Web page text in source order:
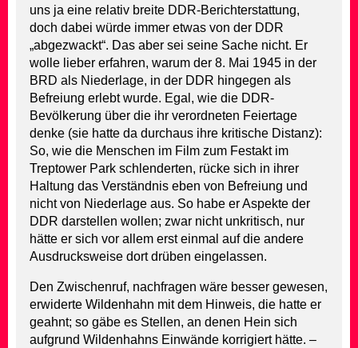
uns ja eine relativ breite DDR-Berichterstattung,
doch dabei würde immer etwas von der DDR
„abgezwackt“. Das aber sei seine Sache nicht. Er
wolle lieber erfahren, warum der 8. Mai 1945 in der
BRD als Niederlage, in der DDR hingegen als
Befreiung erlebt wurde. Egal, wie die DDR-
Bevölkerung über die ihr verordneten Feiertage
denke (sie hatte da durchaus ihre kritische Distanz):
So, wie die Menschen im Film zum Festakt im
Treptower Park schlenderten, rücke sich in ihrer
Haltung das Verständnis eben von Befreiung und
nicht von Niederlage aus. So habe er Aspekte der
DDR darstellen wollen; zwar nicht unkritisch, nur
hätte er sich vor allem erst einmal auf die andere
Ausdrucksweise dort drüben eingelassen.
Den Zwischenruf, nachfragen wäre besser gewesen,
erwiderte Wildenhahn mit dem Hinweis, die hatte er
geahnt; so gäbe es Stellen, an denen Hein sich
aufgrund Wildenhahns Einwände korrigiert hätte. –